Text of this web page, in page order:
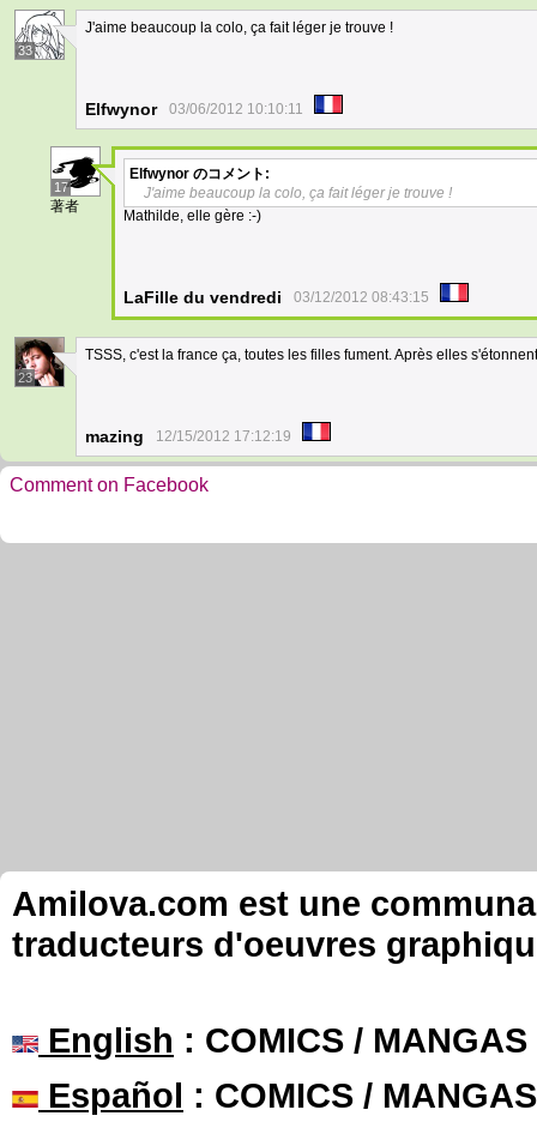
33
J'aime beaucoup la colo, ça fait léger je trouve !
Elfwynor 03/06/2012 10:10:11
17
著者
Elfwynor のコメント:
J'aime beaucoup la colo, ça fait léger je trouve !
Mathilde, elle gère :-)
LaFille du vendredi 03/12/2012 08:43:15
23
TSSS, c'est la france ça, toutes les filles fument. Après elles
mazing 12/15/2012 17:12:19
Comment on Facebook
Amilova.com est une
traducteurs d'oeuvres
English : COMICS /
Español : COMICS /